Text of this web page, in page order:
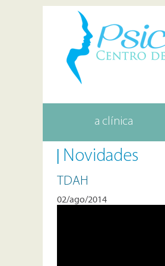
a clínica
Novidades
TDAH
02/ago/2014